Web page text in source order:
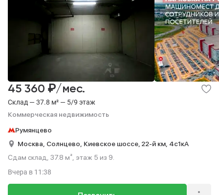
Склад — 37.8 м² — 5/9 этаж
Коммерческая недвижимость
45 360 ₽/мес.
Румянцево
Москва, Солнцево, Киевское шоссе, 22-й км, 4с1кА
Сдам склад, 37.8 м², этаж 5 из 9.
Вчера в 11:38